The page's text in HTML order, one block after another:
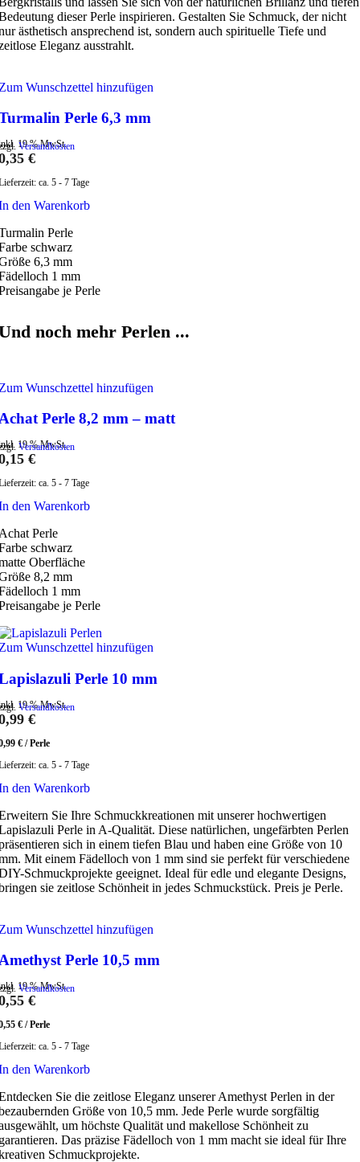
dieser Perle inspirieren. Gestalten Sie Schmuck, der nicht
ästhetisch ansprechend ist, sondern auch spirituelle Tiefe und
Eleganz ausstrahlt.
Wunschzettel hinzufügen
Perle 6,3 mm
19 % MwSt.
Versandkosten
€
ca. 5 - 7 Tage
den Warenkorb
Perle
schwarz
6,3 mm
1 mm
je Perle
noch mehr Perlen ...
Wunschzettel hinzufügen
Perle 8,2 mm – matt
19 % MwSt.
Versandkosten
€
ca. 5 - 7 Tage
den Warenkorb
Perle
schwarz
Oberfläche
8,2 mm
1 mm
je Perle
Wunschzettel hinzufügen
Perle 10 mm
19 % MwSt.
Versandkosten
€
€ /Perle
ca. 5 - 7 Tage
den Warenkorb
Sie Ihre Schmuckkreationen mit unserer hochwertigen
Perle in A-Qualität. Diese natürlichen, ungefärbten Perlen
sich in einem tiefen Blau und haben eine Größe von 10
Mit einem Fädelloch von 1 mm sind sie perfekt für verschiedene
Schmuckprojekte geeignet. Ideal für edle und elegante Designs,
sie zeitlose Schönheit in jedes Schmuckstück. Preis je Perle.
Wunschzettel hinzufügen
Perle 10,5 mm
19 % MwSt.
Versandkosten
€
€ /Perle
ca. 5 - 7 Tage
den Warenkorb
Sie die zeitlose Eleganz unserer Amethyst Perlen in der
Größe von 10,5 mm. Jede Perle wurde sorgfältig
um höchste Qualität und makellose Schönheit zu
Das präzise Fädelloch von 1 mm macht sie ideal für Ihre
Schmuckprojekte.